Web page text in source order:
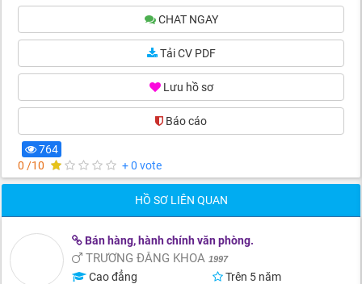
CHAT NGAY
Tải CV PDF
Lưu hồ sơ
Báo cáo(0)
764
0 /10
+ 0 vote
HỒ SƠ LIÊN QUAN
Bán hàng, hành chính văn phòng.
TRƯƠNG ĐĂNG KHOA 1997
Cao đẳng
Trên 5 năm